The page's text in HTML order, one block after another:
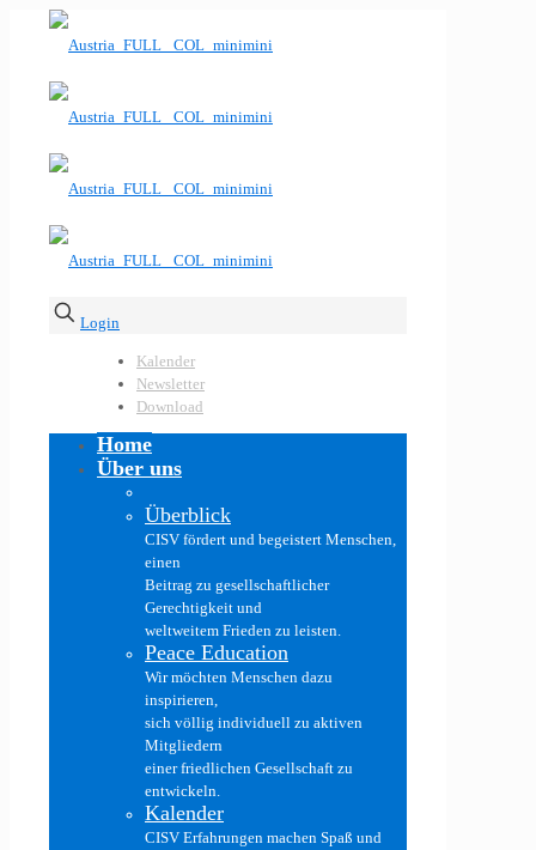
Login
Kalender
Newsletter
Download
Home
Über uns
Überblick
CISV fördert und begeistert Menschen,
einen
Beitrag zu gesellschaftlicher
Gerechtigkeit und
weltweitem Frieden zu leisten.
Peace Education
Wir möchten Menschen dazu
inspirieren,
sich völlig individuell zu aktiven
Mitgliedern
einer friedlichen Gesellschaft zu
entwickeln.
Kalender
CISV Erfahrungen machen Spaß und